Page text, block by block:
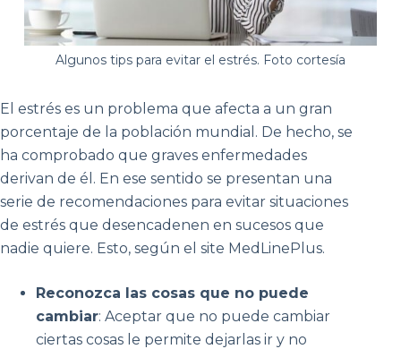
Algunos tips para evitar el estrés. Foto cortesía
El estrés es un problema que afecta a un gran
porcentaje de la población mundial. De hecho, se
ha comprobado que graves enfermedades
derivan de él. En ese sentido se presentan una
serie de recomendaciones para evitar situaciones
de estrés que desencadenen en sucesos que
nadie quiere. Esto, según el site MedLinePlus.
Reconozca las cosas que no puede
cambiar: Aceptar que no puede cambiar
ciertas cosas le permite dejarlas ir y no